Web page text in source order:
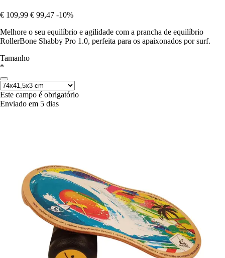
€ 109,99 € 99,47 -10%
Melhore o seu equilíbrio e agilidade com a prancha de equilíbrio
RollerBone Shabby Pro 1.0, perfeita para os apaixonados por surf.
Tamanho
*
Este campo é obrigatório
Enviado em 5 dias